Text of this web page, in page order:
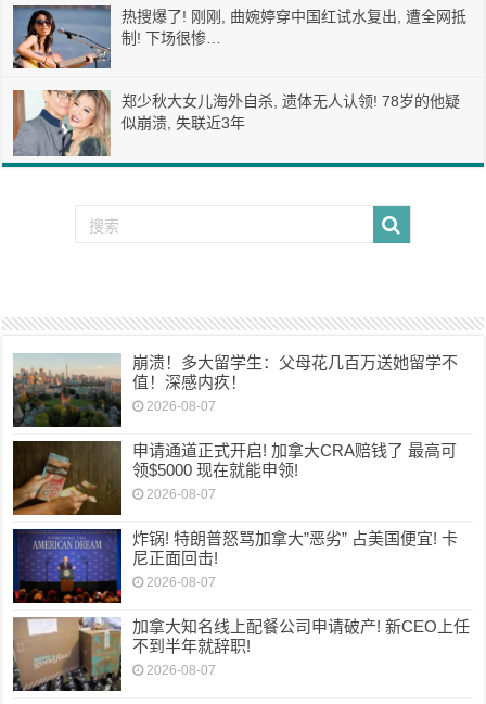
热搜爆了! 刚刚, 曲婉婷穿中国红试水复出, 遭全网抵
制! 下场很惨…
郑少秋大女儿海外自杀, 遗体无人认领! 78岁的他疑
似崩溃, 失联近3年
崩溃！多大留学生：父母花几百万送她留学不
值！深感内疚！
2026-08-07
申请通道正式开启! 加拿大CRA赔钱了 最高可
领$5000 现在就能申领!
2026-08-07
炸锅! 特朗普怒骂加拿大”恶劣” 占美国便宜! 卡
尼正面回击!
2026-08-07
加拿大知名线上配餐公司申请破产! 新CEO上任
不到半年就辞职!
2026-08-07